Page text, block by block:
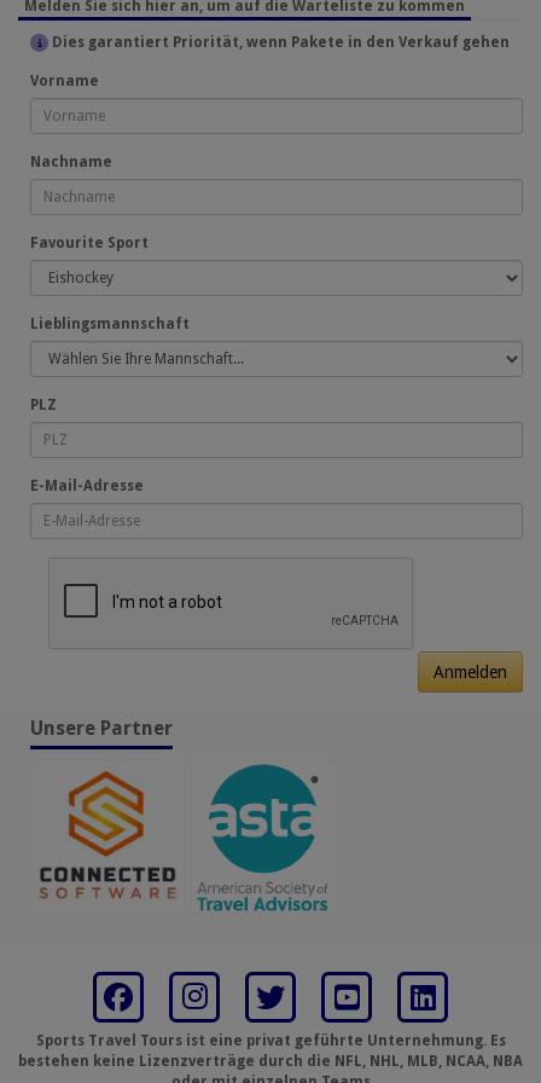
Melden Sie sich hier an, um auf die Warteliste zu kommen
Dies garantiert Priorität, wenn Pakete in den Verkauf gehen
Vorname
Nachname
Favourite Sport
Lieblingsmannschaft
PLZ
E-Mail-Adresse
Anmelden
Unsere Partner
Sports Travel Tours ist eine privat geführte Unternehmung. Es
bestehen keine Lizenzverträge durch die NFL, NHL, MLB, NCAA, NBA